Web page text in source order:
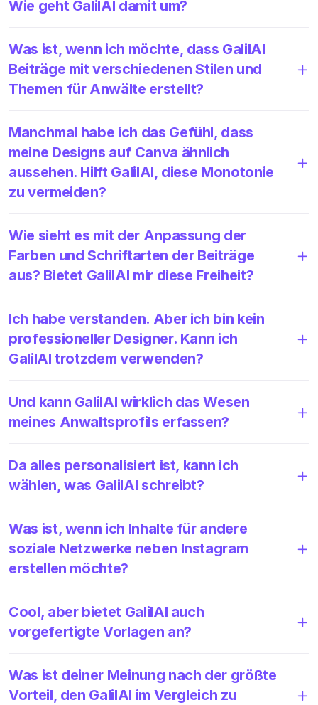
Wie geht GalilAI damit um?
Was ist, wenn ich möchte, dass GalilAI
Beiträge mit verschiedenen Stilen und
Themen für Anwälte erstellt?
Manchmal habe ich das Gefühl, dass
meine Designs auf Canva ähnlich
aussehen. Hilft GalilAI, diese Monotonie
zu vermeiden?
Wie sieht es mit der Anpassung der
Farben und Schriftarten der Beiträge
aus? Bietet GalilAI mir diese Freiheit?
Ich habe verstanden. Aber ich bin kein
professioneller Designer. Kann ich
GalilAI trotzdem verwenden?
Und kann GalilAI wirklich das Wesen
meines Anwaltsprofils erfassen?
Da alles personalisiert ist, kann ich
wählen, was GalilAI schreibt?
Was ist, wenn ich Inhalte für andere
soziale Netzwerke neben Instagram
erstellen möchte?
Cool, aber bietet GalilAI auch
vorgefertigte Vorlagen an?
Was ist deiner Meinung nach der größte
Vorteil, den GalilAI im Vergleich zu